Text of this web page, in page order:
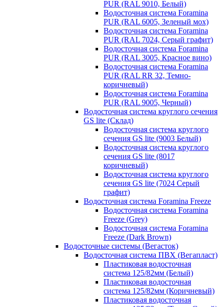
PUR (RAL 9010, Белый)
Водосточная система Foramina
PUR (RAL 6005, Зеленый мох)
Водосточная система Foramina
PUR (RAL 7024, Серый графит)
Водосточная система Foramina
PUR (RAL 3005, Красное вино)
Водосточная система Foramina
PUR (RAL RR 32, Темно-
коричневый)
Водосточная система Foramina
PUR (RAL 9005, Черный)
Водосточная система круглого сечения
GS lite (Склад)
Водосточная система круглого
сечения GS lite (9003 Белый)
Водосточная система круглого
сечения GS lite (8017
коричневый)
Водосточная система круглого
сечения GS lite (7024 Серый
графит)
Водосточная система Foramina Freeze
Водосточная система Foramina
Freeze (Grey)
Водосточная система Foramina
Freeze (Dark Brown)
Водосточные системы (Вегасток)
Водосточная система ПВХ (Вегапласт)
Пластиковая водосточная
система 125/82мм (Белый)
Пластиковая водосточная
система 125/82мм (Коричневый)
Пластиковая водосточная